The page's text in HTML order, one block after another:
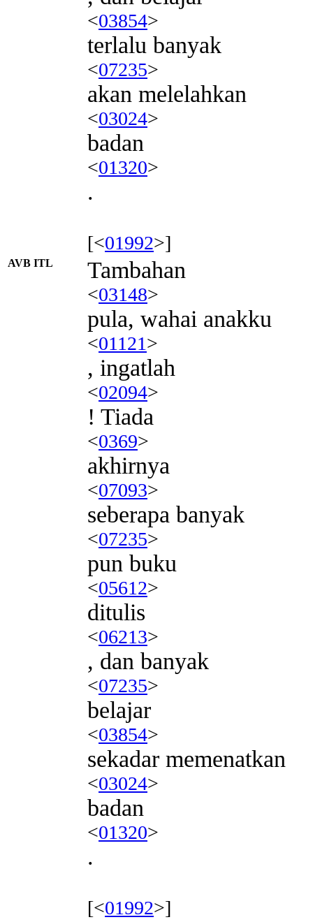
<03854>
terlalu banyak
<07235>
akan melelahkan
<03024>
badan
<01320>
.
[<01992>]
AVB ITL Tambahan
<03148>
pula, wahai anakku
<01121>
, ingatlah
<02094>
! Tiada
<0369>
akhirnya
<07093>
seberapa banyak
<07235>
pun buku
<05612>
ditulis
<06213>
, dan banyak
<07235>
belajar
<03854>
sekadar memenatkan
<03024>
badan
<01320>
.
[<01992>]